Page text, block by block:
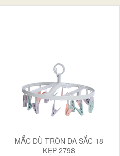
MẮC DÙ TRÒN ĐA SẮC 18
KẸP 2798